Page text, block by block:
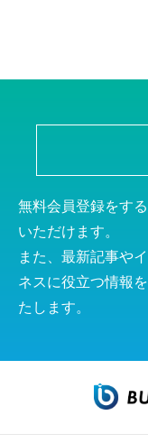
無料会員登録をす
いただけます。
また、最新記事や
ネスに役立つ情報
たします。